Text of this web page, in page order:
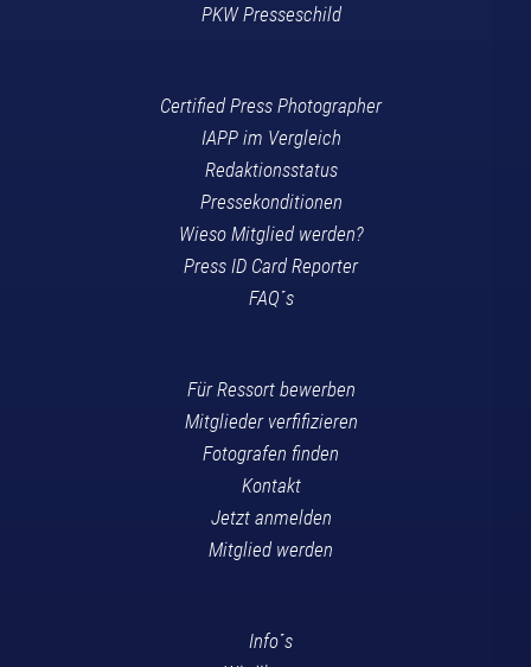
PKW Presseschild
Certified Press Photographer
IAPP im Vergleich
Redaktionsstatus
Pressekonditionen
Wieso Mitglied werden?
Press ID Card Reporter
FAQ´s
Für Ressort bewerben
Mitglieder verfifizieren
Fotografen finden
Kontakt
Jetzt anmelden
Mitglied werden
Info´s